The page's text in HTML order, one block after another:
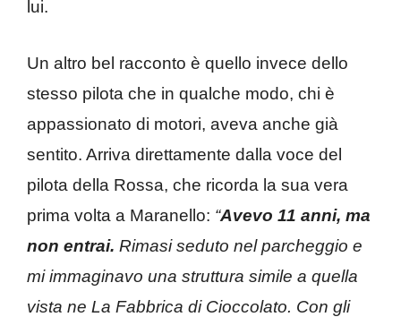
lui.
Un altro bel racconto è quello invece dello
stesso pilota che in qualche modo, chi è
appassionato di motori, aveva anche già
sentito. Arriva direttamente dalla voce del
pilota della Rossa, che ricorda la sua vera
prima volta a Maranello: “Avevo 11 anni, ma
non entrai. Rimasi seduto nel parcheggio e
mi immaginavo una struttura simile a quella
vista ne La Fabbrica di Cioccolato. Con gli